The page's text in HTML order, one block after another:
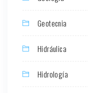
Geotecnia
Hidráulica
Hidrología